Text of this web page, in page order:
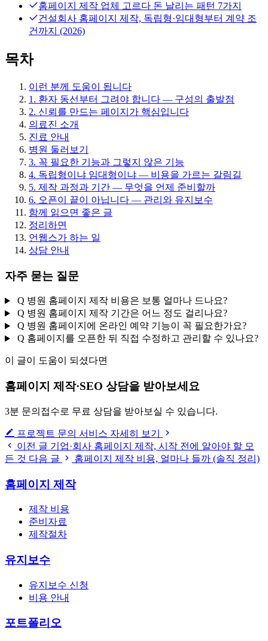
홈페이지 제작 업체 고르다 돈 날리는 패턴 7가지
건설회사 홈페이지 제작, 독립형·임대형부터 계약 조
건까지 (2026)
목차
이런 분께 도움이 됩니다
1. 환자 동선부터 그려야 합니다 — 구성의 출발점
2. 신뢰를 만드는 페이지가 핵심입니다
의료진 소개
진료 안내
병원 둘러보기
3. 꼭 필요한 기능과 그렇지 않은 기능
4. 독립형이냐 임대형이냐 — 비용을 가르는 갈림길
5. 제작 과정과 기간 — 무엇을 언제 준비할까
6. 오픈이 끝이 아닙니다 — 관리와 유지보수
함께 읽으면 좋은 글
정리하면
언웹스가 하는 일
상담 안내
자주 묻는 질 문
Q 병원 홈페이지 제작 비용은 보통 얼마나 드나요?
Q 병원 홈페이지 제작 기간은 어느 정도 걸리나요?
Q 병원 홈페이지에 온라인 예약 기능이 꼭 필요한가요?
Q 홈페이지를 오픈한 뒤 직접 수정하고 관리할 수 있나요?
이 글이 도움이 되셨다면
홈페이지 제작·SEO 상담을 받아보세요
3분 문의접수로 무료 상담을 받아보실 수 있습니다.
프로젝트 문의 서비스 자세히 보기
이전 글 기업·회사 홈페이지 제작, 시작 전에 알아야 할 모
든 것 다음 글 홈페이지 제작 비용, 얼마나 들까 (솔직 정리)
홈페이지 제작
제작 비용
준비자료
제작절차
유지보수
유지보수 신청
비용 안내
포트폴리오